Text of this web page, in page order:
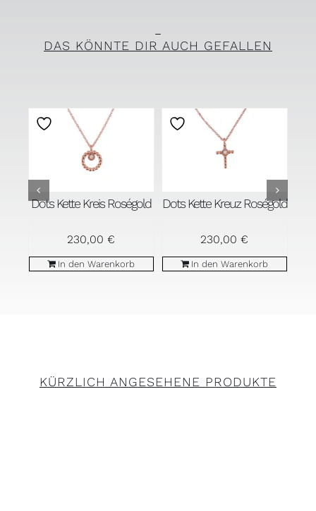
DAS KÖNNTE DIR AUCH GEFALLEN
Dots Kette Kreis Roségold
230,00€
In den Warenkorb
Dots Kette Kreuz Roségold
230,00€
In den Warenkorb
KÜRZLICH ANGESEHENE PRODUKTE